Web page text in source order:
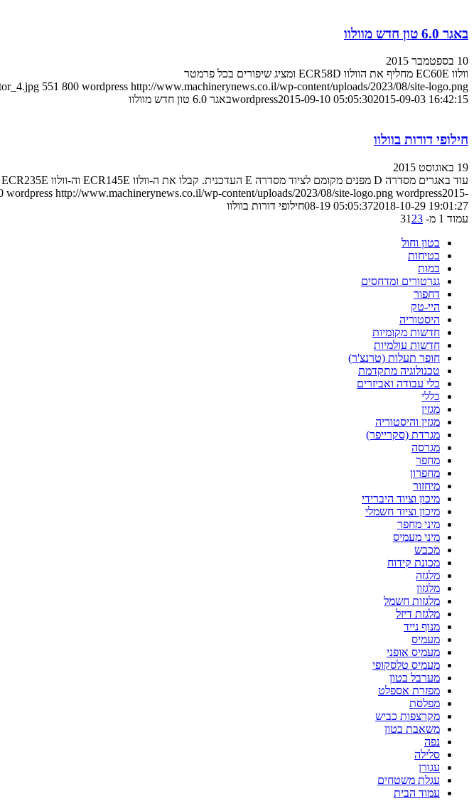
באגר 6.0 טון חדש מוולוו
10 בספטמבר 2015
וולוו EC60E מחליף את הוולוו ECR58D ומציג שיפורים בכל פרמטר
551 800 wordpress http://www.machinerynews.co.il/wp-content/uploads/2023/08/site-logo.png
wordpress2015-09-10 05:05:302015-09-03 16:42:15 באגר 6.0 טון חדש מוולוו
חילופי דורות בוולוו
19 באוגוסט 2015
עוד באגרים מסדרה D מפנים מקומם לציוד מסדרה E העדכנית. קבלו את ה-וולוו ECR145E וה-וולוו ECR235E החדשים
wordpress http://www.machinerynews.co.il/wp-content/uploads/2023/08/site-logo.png wordpress2015-
08-19 05:05:372018-10-29 19:01:27
חילופי דורות בוולוו
עמוד 1 מ- 3
1 23
בטון וחול
בטיחות
במות
גנרטורים ומדחסים
דחפור
היי-טק
היסטוריה
חדשות מקומיות
חדשות עולמיות
חופר תעלות (טרנצ'ר)
טכנולוגיה מתקדמת
כלי עבודה ואביזרים
כללי
מגזין
מגזין והיסטוריה
מגרדת (סקרייפר)
מגרסה
מחפר
מחפרון
מיחזור
מיכון וציוד היברידי
מיכון וציוד חשמלי
מיני מחפר
מיני מעמיס
מכבש
מכונת קידוח
מלגזה
מלגזון
מלגזות חשמל
מלגזת דיזל
מנוף נייד
מעמיס
מעמיס אופני
מעמיס טלסקופי
מערבל בטון
מפזרת אספלט
מפלסת
מקרצפות כביש
משאבת בטון
נפה
סלילה
עגורן
עגלת משטחים
עמוד הבית